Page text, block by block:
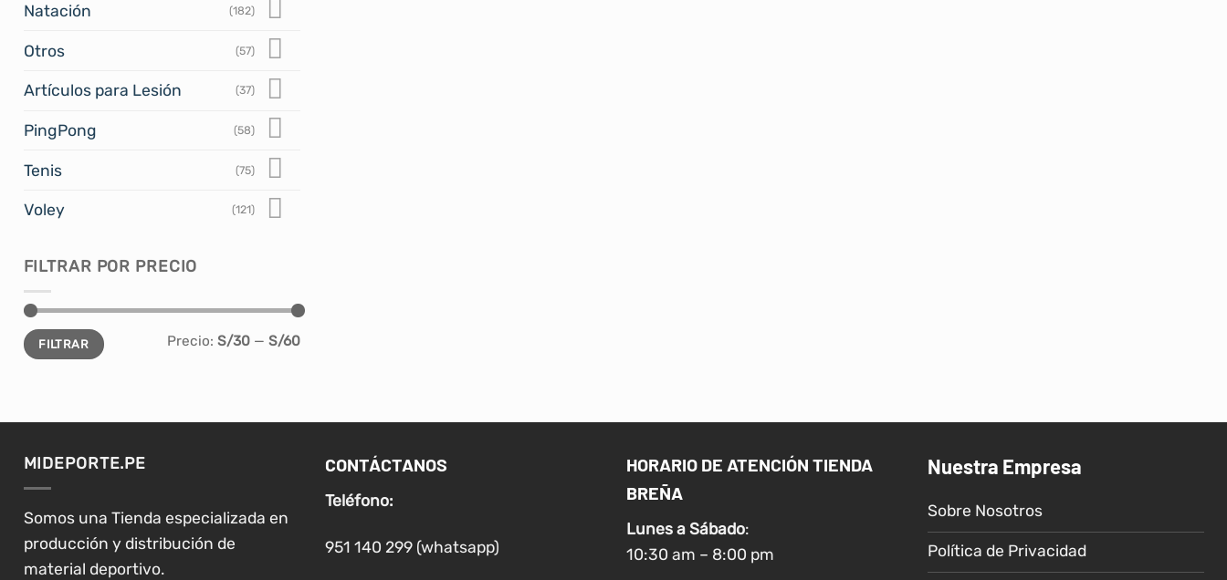
Natación (182)
Otros (57)
Artículos para Lesión (37)
PingPong (58)
Tenis (75)
Voley (121)
FILTRAR POR PRECIO
Precio
mínimo
Precio
máximo
FILTRAR Precio: S/30— S/60
MIDEPORTE.PE
Somos una Tienda especializada en
producción y distribución de
material deportivo.
CONTÁCTANOS
Teléfono:
951 140 299 (whatsapp)
HORARIO DE ATENCIÓN TIENDA
BREÑA
Lunes a Sábado:
10:30 am – 8:00 pm
Nuestra Empresa
Sobre Nosotros
Política de Privacidad